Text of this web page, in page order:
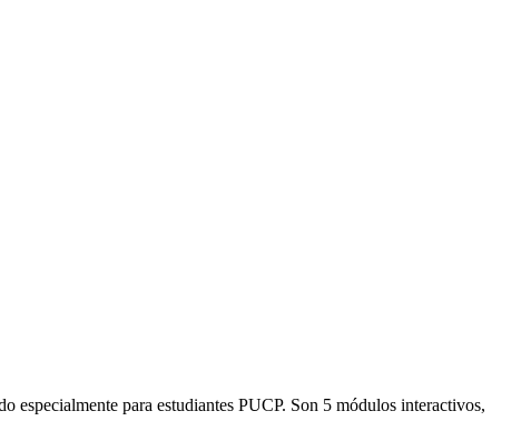
especialmente para estudiantes PUCP. Son 5 módulos interactivos,